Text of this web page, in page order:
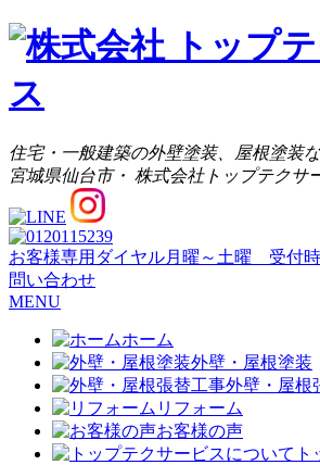
住宅・一般建築の外壁塗装、屋根塗装
宮城県仙台市・ 株式会社トップテクサ
お客様専用ダイヤル月曜～土曜 受付時
問い合わせ
MENU
ホーム
外壁・屋根塗装
外壁・屋根
リフォーム
お客様の声